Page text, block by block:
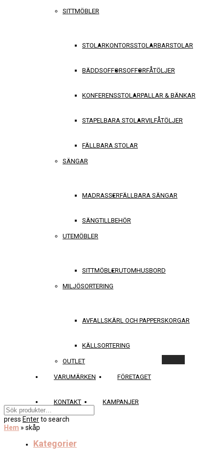
SITTMÖBLER
STOLARKONTORSSTOLARBARSTOLAR
BÄDDSOFFORSOFFORFÅTÖLJER
KONFERENSSTOLARPALLAR & BÄNKAR
STAPELBARA STOLARVILFÅTÖLJER
FÄLLBARA STOLAR
SÄNGAR
MADRASSERFÄLLBARA SÄNGAR
SÄNGTILLBEHÖR
UTEMÖBLER
SITTMÖBLERUTOMHUSBORD
MILJÖSORTERING
AVFALLSKÄRL OCH PAPPERSKORGAR
KÄLLSORTERING
OUTLET
VARUMÄRKEN FÖRETAGET
KONTAKT KAMPANJER
press Enterto search
Hem » skåp
Kategorier